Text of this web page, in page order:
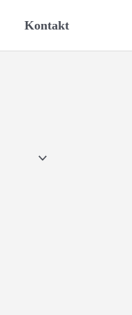
Kontakt